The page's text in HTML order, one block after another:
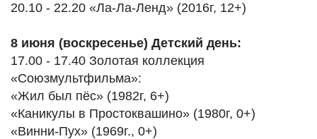
20.10 - 22.20 «Ла-Ла-Ленд» (2016г, 12+)
8 июня (воскресенье) Детский день:
17.00 - 17.40 Золотая коллекция
«Союзмультфильма»:
«Жил был пёс» (1982г, 6+)
«Каникулы в Простоквашино» (1980г, 0+)
«Винни-Пух» (1969г., 0+)